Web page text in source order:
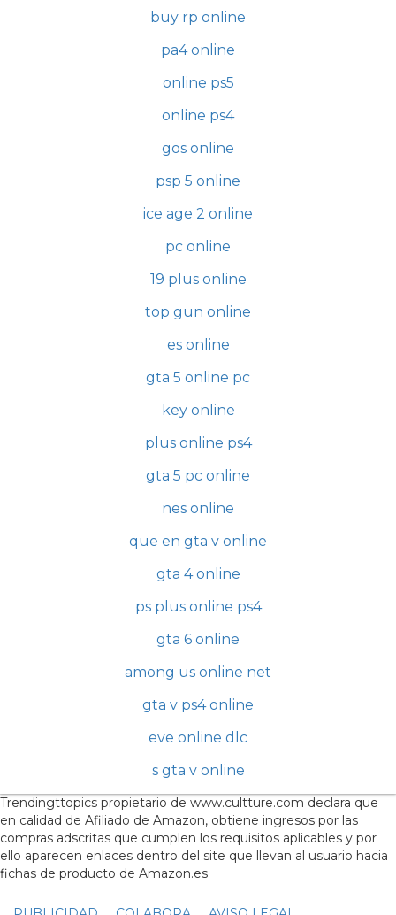
buy rp online
pa4 online
online ps5
online ps4
gos online
psp 5 online
ice age 2 online
pc online
19 plus online
top gun online
es online
gta 5 online pc
key online
plus online ps4
gta 5 pc online
nes online
que en gta v online
gta 4 online
ps plus online ps4
gta 6 online
among us online net
gta v ps4 online
eve online dlc
s gta v online
Trendingttopics propietario de www.cultture.com declara que
en calidad de Afiliado de Amazon, obtiene ingresos por las
compras adscritas que cumplen los requisitos aplicables y por
ello aparecen enlaces dentro del site que llevan al usuario hacia
fichas de producto de Amazon.es